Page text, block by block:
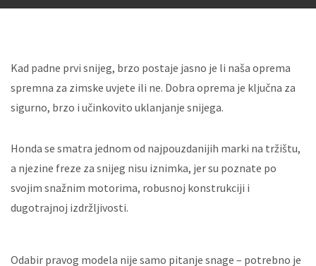
Kad padne prvi snijeg, brzo postaje jasno je li naša oprema
spremna za zimske uvjete ili ne. Dobra oprema je ključna za
sigurno, brzo i učinkovito uklanjanje snijega.
Honda se smatra jednom od najpouzdanijih marki na tržištu,
a njezine freze za snijeg nisu iznimka, jer su poznate po
svojim snažnim motorima, robusnoj konstrukciji i
dugotrajnoj izdržljivosti.
Odabir pravog modela nije samo pitanje snage – potrebno je